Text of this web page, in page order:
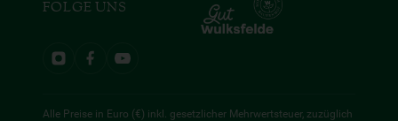
FOLGE UNS
Alle Preise in Euro (€) inkl. gesetzlicher Mehrwertsteuer, zuzüglich